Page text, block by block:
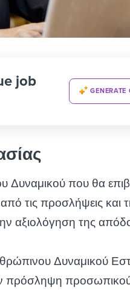
job
Δυναμικού που θα
τις προσλήψεις και
αξιολόγηση της
Δυναμικού
πρόσληψη